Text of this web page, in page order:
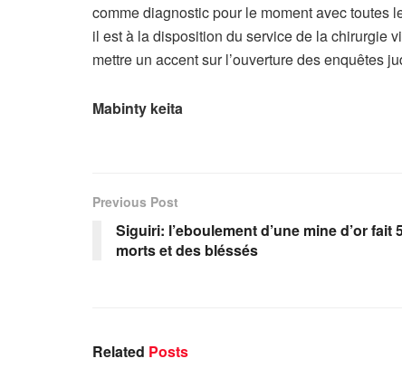
comme diagnostic pour le moment avec toutes
il est à la disposition du service de la chirurgie
mettre un accent sur l’ouverture des enquêtes
Mabinty keita
Previous Post
Siguiri: l’eboulement d’une mine d’or fait
morts et des bléssés
Related Posts